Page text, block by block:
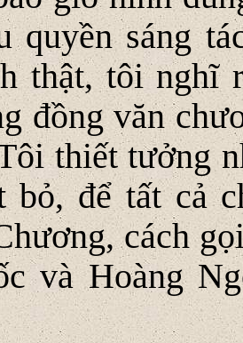
quyền sáng
thật, tôi nghĩ
đồng văn
thiết tưởng
bỏ, để tất cả
cách
và Hoàng